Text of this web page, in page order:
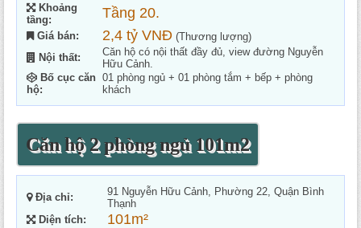
Khoảng
tầng:
Tầng 20.
Giá bán: 2,4 tỷ VNĐ (Thương lượng)
Nội thất:
Căn hộ có nội thất đầy đủ, view đường Nguyễn
Hữu Cảnh.
Bố cục căn
hộ:
01 phòng ngủ + 01 phòng tắm + bếp + phòng
khách
Căn hộ 2 phòng ngủ 101m2
Địa chỉ:
91 Nguyễn Hữu Cảnh, Phường 22, Quận Bình
Thạnh
Diện tích:
101m²